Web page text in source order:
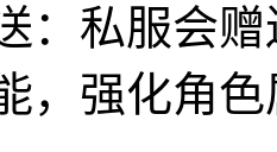
：私服会
，强化角